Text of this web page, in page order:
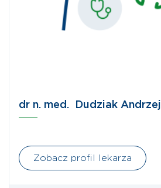
dr n. med. Dudziak Andrzej
Zobacz profil lekarza